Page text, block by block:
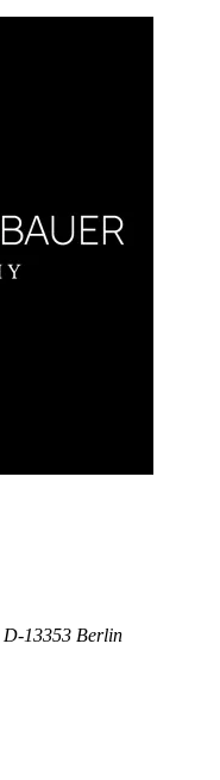
D-13353 Berlin